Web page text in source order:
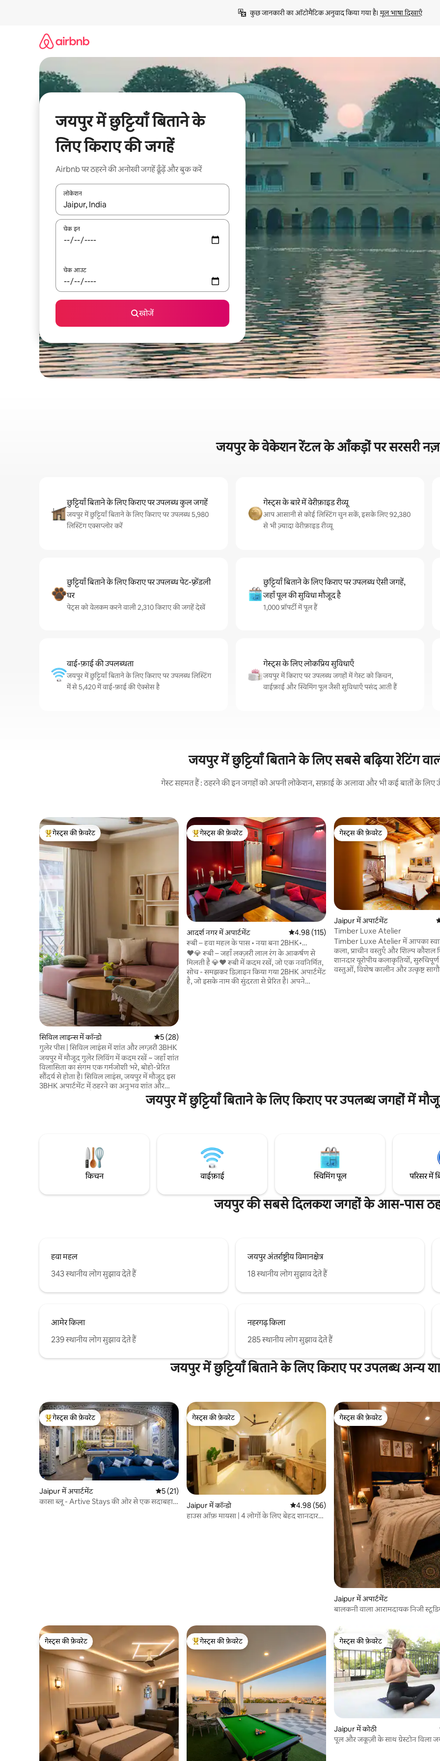
कुछ जानकारी का ऑटोमैटिक अनुवाद किया गया है। मूल भाषा दिखाएँ
जयपुर में छुट्टियाँ बिताने के
लिए किराए की जगहें
Airbnb पर ठहरने की अनोखी जगहें ढूँढ़ें और बुक करें
लोकेशन
नतीजों के उपलब्ध होने पर, अप और डाउन 'ऐरो की' का इस्तेमाल करके नेविगेट करें या टच या फिर स्वाइप जेस्चर का इस्तेमाल करके एक्सप्लोर करें।
चेक इन
चेक आउट
खोजें
जयपुर के वेकेशन रेंटल के आँकड़ों पर सरसरी
छुट्टियाँ बिताने के लिए किराए पर उपलब्ध कुल जगहें
जयपुर में छुट्टियाँ बिताने के लिए किराए पर उपलब्ध 5,980
लिस्टिंग एक्सप्लोर करें
गेस्ट्स के बारे में वेरीफ़ाइड रीव्यू
आप आसानी से कोई लिस्टिंग चुन सकें, इसके लिए 92,380
से भी ज़्यादा वेरीफ़ाइड रीव्यू
छुट्टियाँ बिताने के लिए किराए पर उपलब्ध पेट-फ़्रेंडली
घर
पेट्स को वेलकम करने वाली 2,310 किराए की जगहें देखें
छुट्टियाँ बिताने के लिए किराए पर उपलब्ध ऐसी जगहें,
जहाँ पूल की सुविधा मौजूद है
1,000 प्रॉपर्टी में पूल हैं
वाई-फ़ाई की उपलब्धता
जयपुर में छुट्टियाँ बिताने के लिए किराए पर उपलब्ध लिस्टिंग
में से 5,420 में वाई-फ़ाई की ऐक्सेस है
गेस्ट्स के लिए लोकप्रिय सुविधाएँ
जयपुर में किराए पर उपलब्ध जगहों में गेस्ट को किचन,
वाईफ़ाई और स्विमिंग पूल जैसी सुविधाएँ पसंद आती हैं
जयपुर में छुट्टियाँ बिताने के लिए सबसे बढ़िया रेटिंग
गेस्ट सहमत हैं : ठहरने की इन जगहों को अपनी लोकेशन, सफ़ाई के अलावा और भी कई बातों के लिए
गेस्ट्स का टॉप फ़ेवरेट
गेस्ट्स की फ़ेवरेट
सिविल लाइन्स में कॉन्डो औसत रेटिंग 5 में से 5, 28 समीक्षाएँ
5 (28)
गुलेर पीस | सिविल लाइंस में शांत और लग्ज़री 3BHK
जयपुर में मौजूद गुलेर लिविंग में कदम रखें ~ जहाँ शांत
विलासिता का संगम एक गर्मजोशी भरे, बोहो-प्रेरित
सौंदर्य से होता है। सिविल लाइंस, जयपुर में मौजूद इस
3BHK अपार्टमेंट में ठहरने का अनुभव शांत और
डिज़ाइन-आधारित है। यहाँ साइट पर देखभालकर्ता
मौजूद रहता है और रोज़ाना नाश्ता दिया जाता है।
ऐसी जगह तैयार करती हैं, जो सुकूनदेह, अंतरंग और
बेहद सुरुचिपूर्ण लगती है।
गेस्ट्स का टॉप फ़ेवरेट
गेस्ट्स की फ़ेवरेट
आदर्श नगर में अपार्टमेंट औसत रेटिंग 5 में से 4.98, 115 समीक्षाएँ
4.98 (115)
रूबी – हवा महल के पास • नया बना 2BHK•
बालकनी
❤️💎 रूबी – जहाँ लक्ज़री लाल रंग के आकर्षण से
मिलती है 💎❤️ रूबी में कदम रखें, जो एक नवनिर्मित,
सोच - समझकर डिज़ाइन किया गया 2BHK अपार्टमेंट
है, जो इसके नाम की सुंदरता से प्रेरित है। अपने
गेस्ट्स की फ़ेवरेट
गेस्ट्स की फ़ेवरेट
Jaipur में अपार्टमेंट
Timber Luxe Atelier
Timber Luxe Atelier में आपका
कला, प्राचीन वस्तुएँ और शिल्प कौशल
शानदार यूरोपीय कलाकृतियों, सुरुचिपूर्ण
वस्तुओं, विशेष कालीन और उत्कृष्ट
जयपुर में छुट्टियाँ बिताने के लिए किराए पर उपलब्ध जगहों में
किचन वाईफ़ाई स्विमिंग पूल परिसर में
जयपुर की सबसे दिलकश जगहों के आस-पास
हवा महल
343 स्थानीय लोग सुझाव देते हैं
जयपुर अंतर्राष्ट्रीय विमानक्षेत्र
18 स्थानीय लोग सुझाव देते हैं
आमेर किला
239 स्थानीय लोग सुझाव देते हैं
नहरगढ़ किला
285 स्थानीय लोग सुझाव देते हैं
जयपुर में छुट्टियाँ बिताने के लिए किराए पर उपलब्ध अन्य
गेस्ट्स का टॉप फ़ेवरेट
गेस्ट्स की फ़ेवरेट
Jaipur में अपार्टमेंट औसत रेटिंग 5 में से 5, 21 समीक्षाएँ
5 (21)
कासा ब्लू - Artive Stays की ओर से एक सदाबहार
गेस्ट्स की फ़ेवरेट
गेस्ट्स की फ़ेवरेट
Jaipur में कॉन्डो औसत रेटिंग 5 में से 4.98, 56 समीक्षाएँ
4.98 (56)
हाउस ऑफ़ मायसा | 4 लोगों के लिए बेहद शानदार
गेस्ट्स की फ़ेवरेट
गेस्ट्स की फ़ेवरेट
Jaipur में अपार्टमेंट
बालकनी वाला आरामदायक निजी
गेस्ट्स की फ़ेवरेट
गेस्ट्स की फ़ेवरेट
गेस्ट्स का टॉप फ़ेवरेट
गेस्ट्स की फ़ेवरेट
गेस्ट्स की फ़ेवरेट
गेस्ट्स की फ़ेवरेट
Jaipur में कोठी
पूल और जकूज़ी के साथ ग्रेस्टोन विला